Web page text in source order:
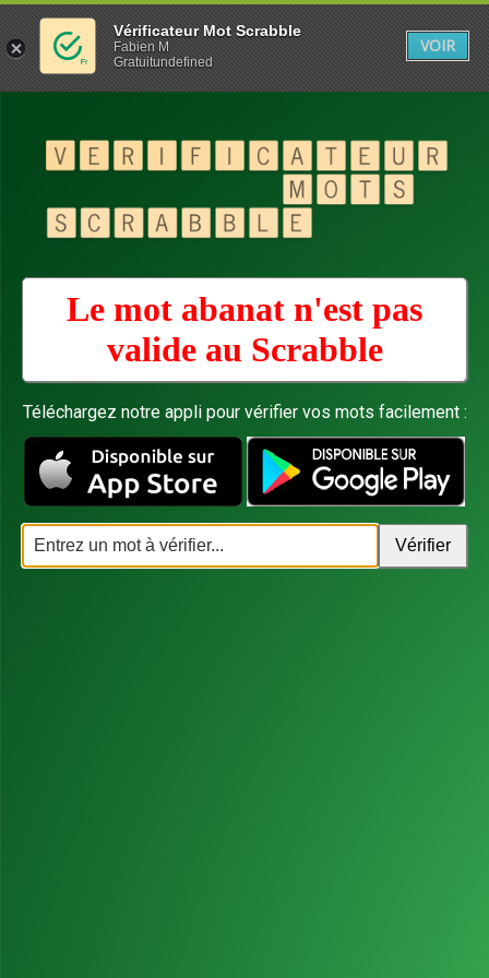
Le mot abanat n'est pas
valide au Scrabble
Téléchargez notre appli pour vérifier vos mots facilement :
Vérificateur Mot Scrabble
Fabien M
Gratuitundefined
VOIR